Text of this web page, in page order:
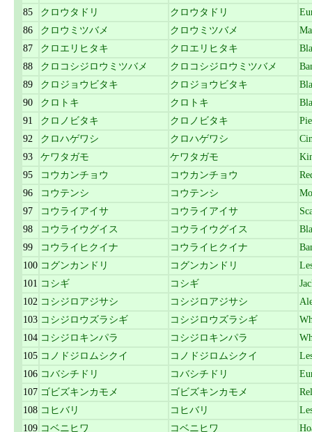
85
クロウタドリ クロウタドリ
86
クロウミツバメ クロウミツバメ
87
クロエリヒタキ クロエリヒタキ
88
クロコシジロウミツバメ クロコシジロウミツバメ
89
クロジョウビタキ クロジョウビタキ
90
クロトキ クロトキ
91
クロノビタキ クロノビタキ
92
クロハゲワシ クロハゲワシ
93
ケワタガモ ケワタガモ
95
コウカンチョウ コウカンチョウ
96
コウテンシ コウテンシ
97
コウライアイサ コウライアイサ
98
コウライウグイス コウライウグイス
99
コウライヒクイナ コウライヒクイナ
100 コグンカンドリ コグンカンドリ
101 コシギ コシギ
102 コシジロアジサシ コシジロアジサシ
103 コシジロウズラシギ コシジロウズラシギ
104 コシジロキンパラ コシジロキンパラ
105 コノドジロムシクイ コノドジロムシクイ
106 コバシチドリ コバシチドリ
107 ゴビズキンカモメ ゴビズキンカモメ
108 コヒバリ コヒバリ
109 コベニヒワ コベニヒワ